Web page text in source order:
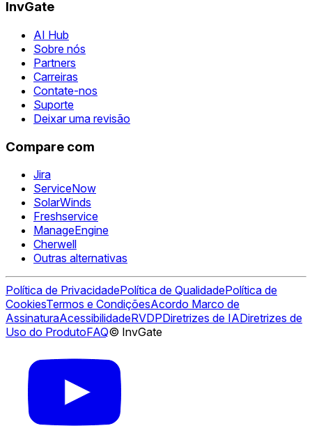
InvGate
AI Hub
Sobre nós
Partners
Carreiras
Contate-nos
Suporte
Deixar uma revisão
Compare com
Jira
ServiceNow
SolarWinds
Freshservice
ManageEngine
Cherwell
Outras alternativas
Política de PrivacidadePolítica de QualidadePolítica de
CookiesTermos e CondiçõesAcordo Marco de
AssinaturaAcessibilidadeRVDPDiretrizes de IADiretrizes de
Uso do ProdutoFAQ© InvGate